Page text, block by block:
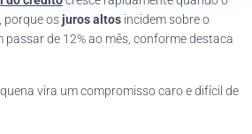
porque osjuros altos incidem sobre o
passar de 12% ao mês, conforme destaca
vira um compromisso caro e difícil de